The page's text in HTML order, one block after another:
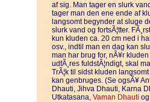
af sig. Man tager en slurk
tager man den ene ende af
langsomt begynder at sluge
slurk vand og fortsÃ¦tter.
kun kluden ca. 20 cm ned i
osv., indtil man en dag kan
man har brug for, nÃ¥r
udfÃ¸res fuldstÃ¦ndigt, skal
TrÃ¦k til sidst kluden
kan genbruges. (Se ogsÃ¥
Dhauti, Jihva Dhauti, Karna
Utkatasana, Vaman Dhauti